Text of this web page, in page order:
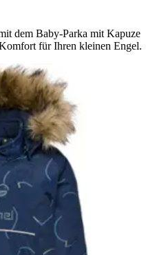
dem Baby-Parka mit Kapuze
für Ihren kleinen Engel.